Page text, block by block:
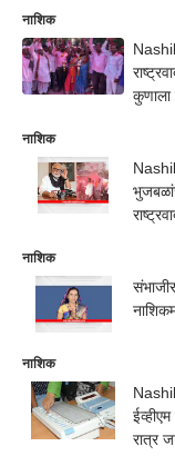
नाशिक
कुणाला
नाशिक
नाशिक
नाशिक
रात्र